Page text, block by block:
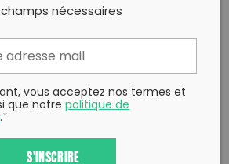
nécessaires
vous acceptez nos termes et
que notrepolitique de
.*
S'INSCRIRE